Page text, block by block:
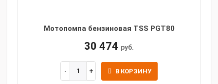
Мотопомпа бензиновая TSS PGT80
30 474 руб.
В КОРЗИНУ